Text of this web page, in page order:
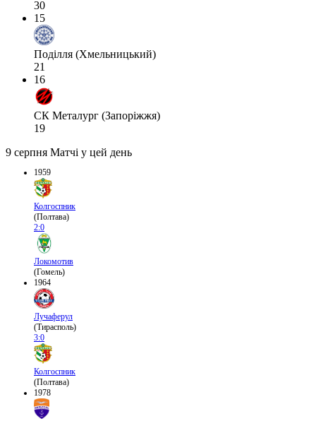
30
15
Поділля (Хмельницький)
21
16
СК Металург (Запоріжжя)
19
9 серпня Матчі у цей день
1959
Колгоспник
(Полтава)
2:0
Локомотив
(Гомель)
1964
Лучаферул
(Тирасполь)
3:0
Колгоспник
(Полтава)
1978